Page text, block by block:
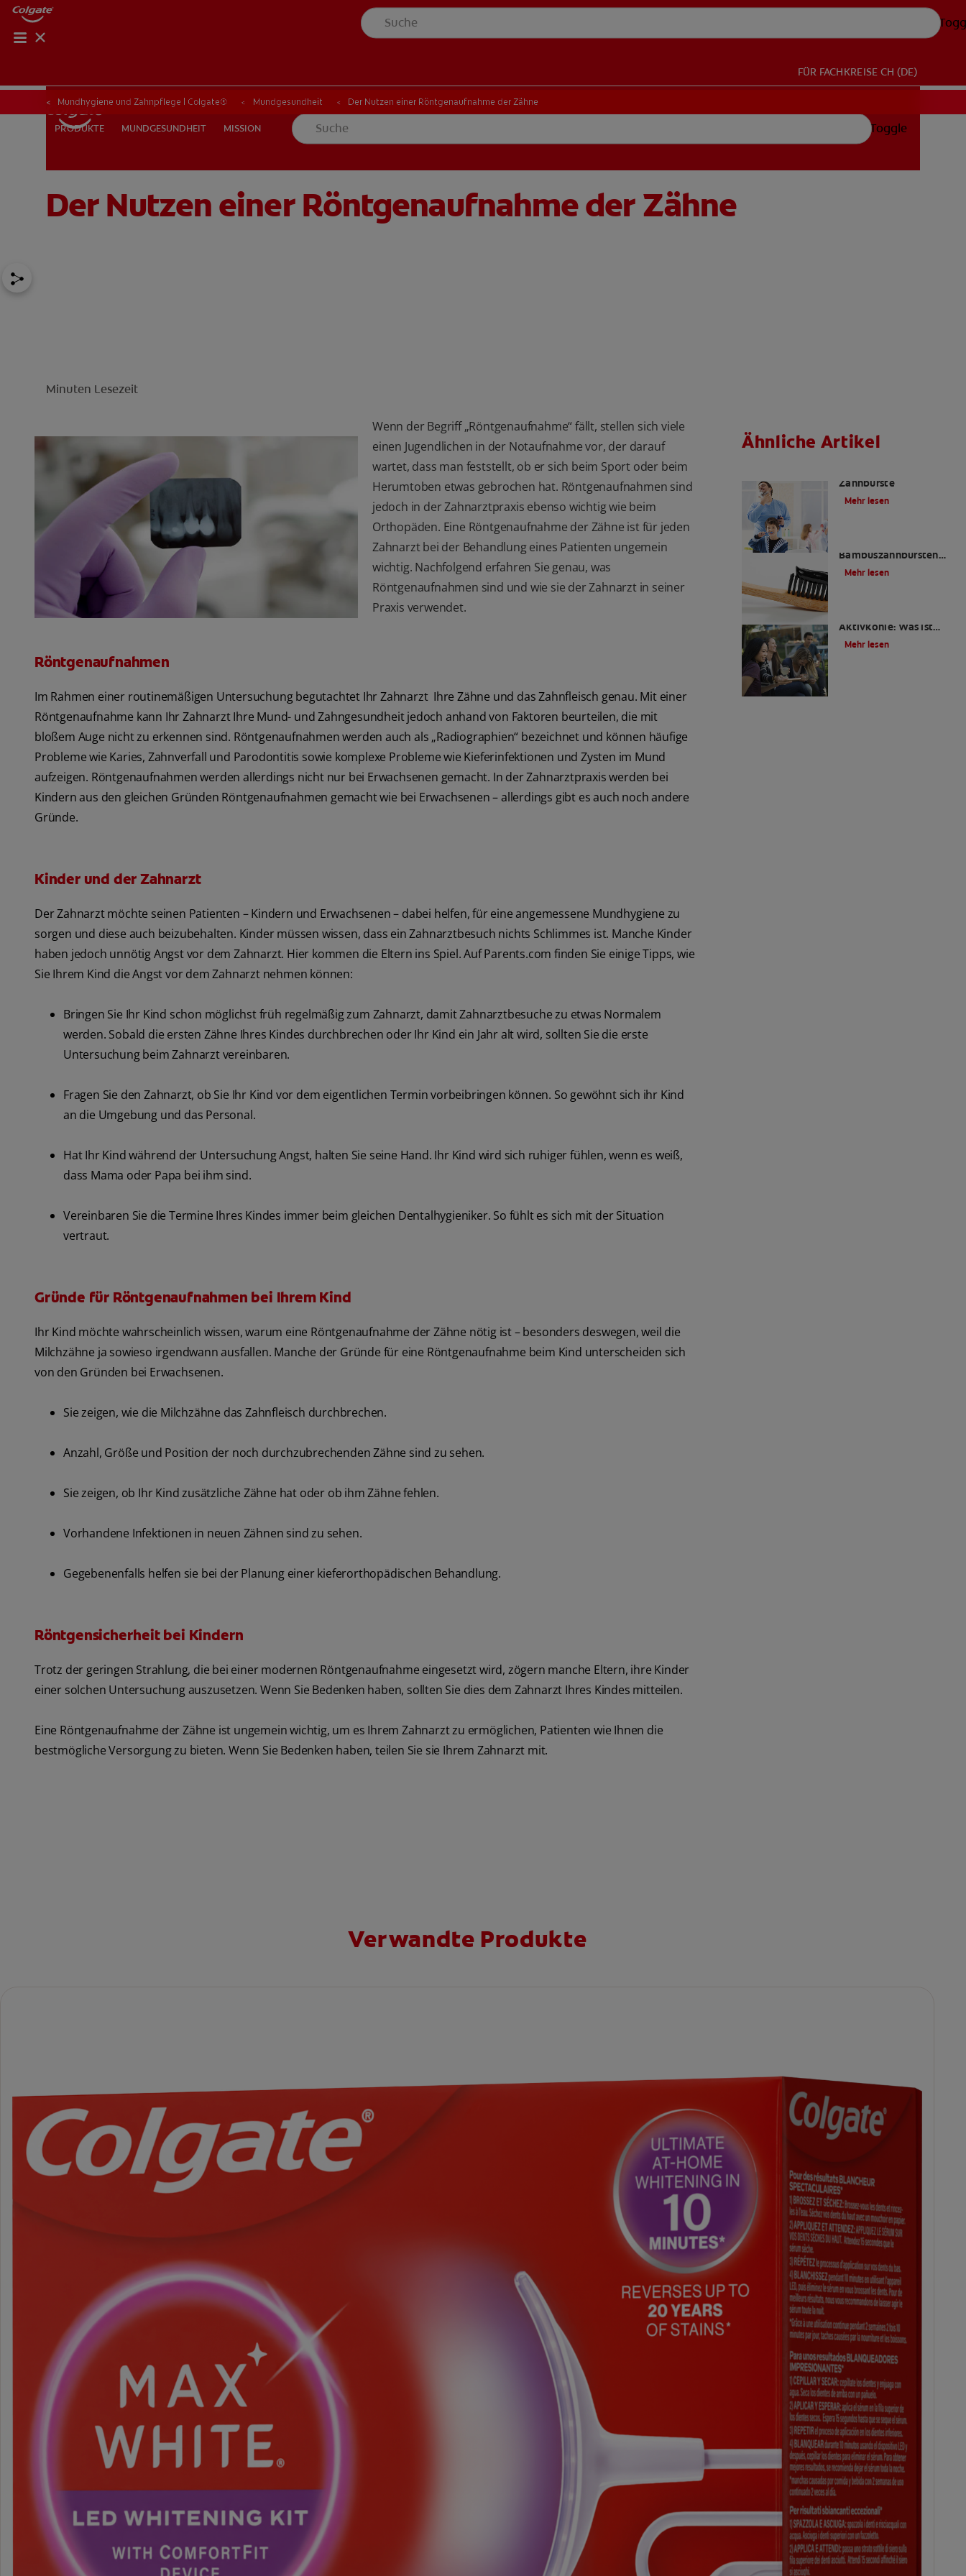
PRODUKTE MUNDGESUNDHEIT
FÜR FACHKREISE CH (DE)
FÜR FACHKREISE CH (DE)
PRODUKTE MUNDGESUNDHEIT MISSION Toggle
Mundhygiene und Zahnpflege | Colgate® Mundgesundheit Der Nutzen einer Röntgenaufnahme der Zähne
Der Nutzen einer Röntgenaufnahme der Zähne
Minuten Lesezeit
Wenn der Begriff „Röntgenaufnahme“ fällt, stellen sich viele
einen Jugendlichen in der Notaufnahme vor, der darauf
wartet, dass man feststellt, ob er sich beim Sport oder beim
Herumtoben etwas gebrochen hat. Röntgenaufnahmen sind
jedoch in der Zahnarztpraxis ebenso wichtig wie beim
Orthopäden. Eine Röntgenaufnahme der Zähne ist für jeden
Zahnarzt bei der Behandlung eines Patienten ungemein
wichtig. Nachfolgend erfahren Sie genau, was
Röntgenaufnahmen sind und wie sie der Zahnarzt in seiner
Praxis verwendet.
Röntgenaufnahmen
Im Rahmen einer routinemäßigen Untersuchung begutachtet Ihr Zahnarzt Ihre Zähne und das Zahnfleisch genau. Mit einer
Röntgenaufnahme kann Ihr Zahnarzt Ihre Mund- und Zahngesundheit jedoch anhand von Faktoren beurteilen, die mit
bloßem Auge nicht zu erkennen sind. Röntgenaufnahmen werden auch als „Radiographien“ bezeichnet und können häufige
Probleme wie Karies, Zahnverfall und Parodontitis sowie komplexe Probleme wie Kieferinfektionen und Zysten im Mund
aufzeigen. Röntgenaufnahmen werden allerdings nicht nur bei Erwachsenen gemacht. In der Zahnarztpraxis werden bei
Kindern aus den gleichen Gründen Röntgenaufnahmen gemacht wie bei Erwachsenen – allerdings gibt es auch noch andere
Gründe.
Kinder und der Zahnarzt
Der Zahnarzt möchte seinen Patienten – Kindern und Erwachsenen – dabei helfen, für eine angemessene Mundhygiene zu
sorgen und diese auch beizubehalten. Kinder müssen wissen, dass ein Zahnarztbesuch nichts Schlimmes ist. Manche Kinder
haben jedoch unnötig Angst vor dem Zahnarzt. Hier kommen die Eltern ins Spiel. Auf Parents.com finden Sie einige Tipps, wie
Sie Ihrem Kind die Angst vor dem Zahnarzt nehmen können:
Bringen Sie Ihr Kind schon möglichst früh regelmäßig zum Zahnarzt, damit Zahnarztbesuche zu etwas Normalem
werden. Sobald die ersten Zähne Ihres Kindes durchbrechen oder Ihr Kind ein Jahr alt wird, sollten Sie die erste
Untersuchung beim Zahnarzt vereinbaren.
Fragen Sie den Zahnarzt, ob Sie Ihr Kind vor dem eigentlichen Termin vorbeibringen können. So gewöhnt sich ihr Kind
an die Umgebung und das Personal.
Hat Ihr Kind während der Untersuchung Angst, halten Sie seine Hand. Ihr Kind wird sich ruhiger fühlen, wenn es weiß,
dass Mama oder Papa bei ihm sind.
Vereinbaren Sie die Termine Ihres Kindes immer beim gleichen Dentalhygieniker. So fühlt es sich mit der Situation
vertraut.
Gründe für Röntgenaufnahmen bei Ihrem Kind
Ihr Kind möchte wahrscheinlich wissen, warum eine Röntgenaufnahme der Zähne nötig ist – besonders deswegen, weil die
Milchzähne ja sowieso irgendwann ausfallen. Manche der Gründe für eine Röntgenaufnahme beim Kind unterscheiden sich
von den Gründen bei Erwachsenen.
Sie zeigen, wie die Milchzähne das Zahnfleisch durchbrechen.
Anzahl, Größe und Position der noch durchzubrechenden Zähne sind zu sehen.
Sie zeigen, ob Ihr Kind zusätzliche Zähne hat oder ob ihm Zähne fehlen.
Vorhandene Infektionen in neuen Zähnen sind zu sehen.
Gegebenenfalls helfen sie bei der Planung einer kieferorthopädischen Behandlung.
Röntgensicherheit bei Kindern
Trotz der geringen Strahlung, die bei einer modernen Röntgenaufnahme eingesetzt wird, zögern manche Eltern, ihre Kinder
einer solchen Untersuchung auszusetzen. Wenn Sie Bedenken haben, sollten Sie dies dem Zahnarzt Ihres Kindes mitteilen.
Eine Röntgenaufnahme der Zähne ist ungemein wichtig, um es Ihrem Zahnarzt zu ermöglichen, Patienten wie Ihnen die
bestmögliche Versorgung zu bieten. Wenn Sie Bedenken haben, teilen Sie sie Ihrem Zahnarzt mit.
Ähnliche Artikel
Zahnbürste
Mehr lesen
Bambuszahnbürsten
das Richtige für Sie?
Mehr lesen
Aktivkohle: Was ist
das?
Mehr lesen
Verwandte Produkte